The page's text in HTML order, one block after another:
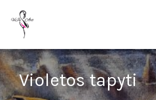
prie
turinio
Violetos tapyti